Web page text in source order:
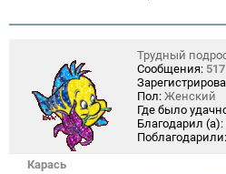
Карась
Трудный
Сообщения: 517
Пол: Женский
Где было
Благодарил (а):
Поблагодарили: